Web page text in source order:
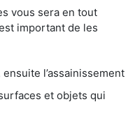
vous sera en tout
important de les
l’assainissement
et objets qui